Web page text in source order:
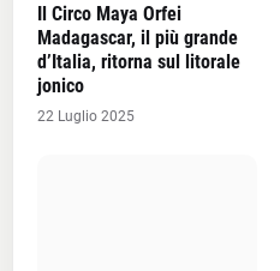
Il Circo Maya Orfei
Madagascar, il più grande
d’Italia, ritorna sul litorale
jonico
22 Luglio 2025